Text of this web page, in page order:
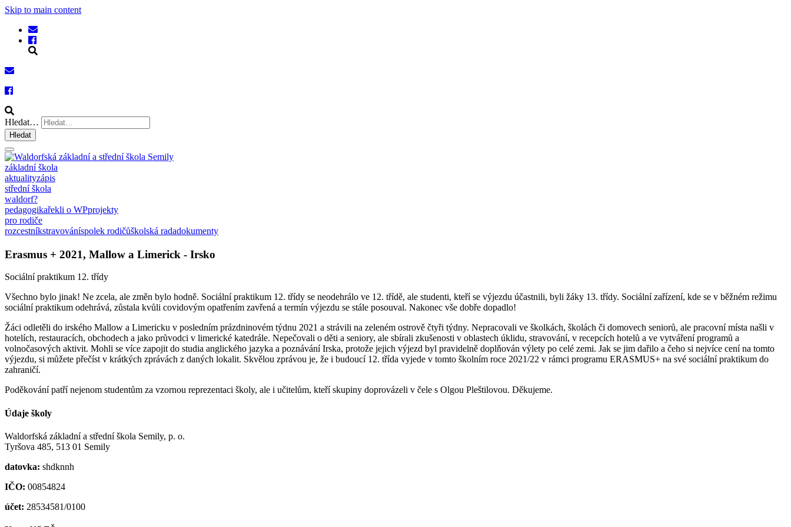
Skip to main content
Hledat…
Hledat
základní škola
aktualityzápis
střední škola
waldorf?
pedagogikařekli o WPprojekty
pro rodiče
rozcestníkstravováníspolek rodičůškolská radadokumenty
Erasmus + 2021, Mallow a Limerick - Irsko
Sociální praktikum 12. třídy
Všechno bylo jinak! Ne zcela, ale změn bylo hodně. Sociální praktikum 12. třídy se neodehrálo ve 12. třídě, ale studenti, kteří se výjezdu účastnili, byli žáky 13. třídy. Sociální zařízení, kde se v běžném režimu
sociální praktikum odehrává, zůstala kvůli covidovým opatřením zavřená a termín výjezdu se stále posouval. Nakonec vše dobře dopadlo!
Žáci odletěli do irského Mallow a Limericku v posledním prázdninovém týdnu 2021 a strávili na zeleném ostrově čtyři týdny. Nepracovali ve školkách, školách či domovech seniorů, ale pracovní místa našli v
hotelích, restauracích, obchodech a jako průvodci v limerické katedrále. Nepečovali o děti a seniory, ale sbírali zkušenosti v oblastech úklidu, stravování, v recepcích hotelů a ve vytváření programů a
volnočasových aktivit. Mohli se více zapojit do studia anglického jazyka a poznávání Irska, protože jejich výjezd byl pravidelně doplňován výlety po celé zemi. Jak se jim dařilo a čeho si nejvíce cení na tomto
výjezdu, si můžete přečíst v krátkých zprávách z daných lokalit. Skvělou zprávou je, že i budoucí 12. třída vyjede v tomto školním roce 2021/22 v rámci programu ERASMUS+ na své sociální praktikum do
zahraničí.
Poděkování patří nejenom studentům za vzornou reprezentaci školy, ale i učitelům, kteří skupiny doprovázeli v čele s Olgou Pleštilovou. Děkujeme.
Údaje školy
Waldorfská základní a střední škola Semily, p. o.
Tyršova 485, 513 01 Semily
datovka: shdknnh
IČO: 00854824
účet: 28534581/0100